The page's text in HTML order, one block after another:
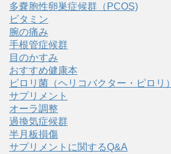
多嚢胞性卵巣症候群（PCOS)
ビタミン
腕の痛み
手根管症候群
目のかすみ
おすすめ健康本
ピロリ菌（ヘリコバクター・ピロリ）
サプリメント
オーラ調整
過換気症候群
半月板損傷
サプリメントに関するQ&A